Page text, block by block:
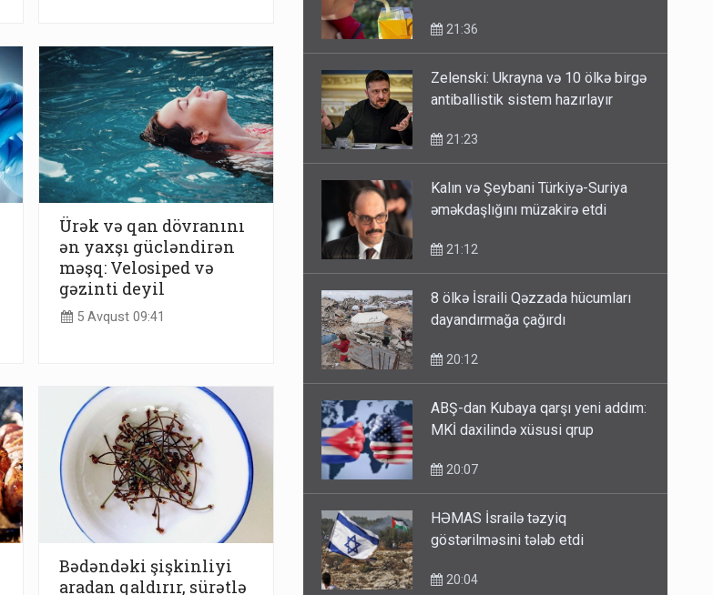
Ürək və qan dövranını
ən yaxşı gücləndirən
məşq: Velosiped və
gəzinti deyil
5 Avqust 09:41
Bədəndəki şişkinliyi
aradan qaldırır, sürətlə
21:36
Zelenski: Ukrayna və 10 ölkə birgə
antiballistik sistem hazırlayır
21:23
Kalın və Şeybani Türkiyə-Suriya
əməkdaşlığını müzakirə etdi
21:12
8 ölkə İsraili Qəzzada hücumları
dayandırmağa çağırdı
20:12
ABŞ-dan Kubaya qarşı yeni addım:
MKİ daxilində xüsusi qrup
20:07
HƏMAS İsrailə təzyiq
göstərilməsini tələb etdi
20:04